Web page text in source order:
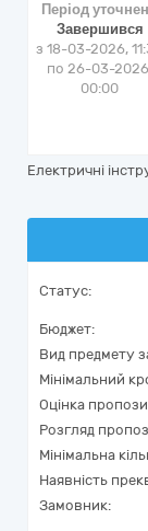
Період
Завершився
з 18-03-2026,
по 26-03-
00:00
Електричні
Статус:
Бюджет:
Вид предмету
Мінімальний
Оцінка
Розгляд
Мінімальна
Наявність
Замовник: